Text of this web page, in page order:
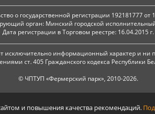
и повышения качества рекомендаций.
о государственной регистрации 192181777 от
орган: Минский городской
Дата регистрации в Торговом реестре: 16.04.2015 г.
информационный характер и ни
ст. 405 Гражданского кодекса Республики
© ЧПТУП «Фермерский парк», 2010-2026.